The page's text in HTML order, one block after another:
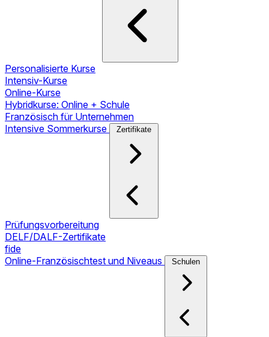
Personalisierte Kurse
Intensiv-Kurse
Online-Kurse
Hybridkurse: Online + Schule
Französisch für Unternehmen
Intensive Sommerkurse
Zertifikate
Prüfungsvorbereitung
DELF/DALF-Zertifikate
fide
Online-Französischtest und Niveaus
Schulen